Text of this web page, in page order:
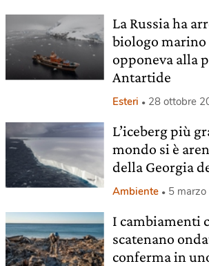
La Russia ha
biologo marino
opponeva alla
Antartide
Esteri 28 ottobre
L’iceberg più
mondo si è
della Georgia
Ambiente 5
I cambiamenti
scatenano
conferma in